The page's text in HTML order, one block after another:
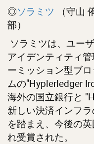
◎ソラミツ
（守山
部）
ソラミツは、ユー
アイデンティティ
ーミッション型ブ
ムの"Hyplerledger
海外の国立銀行と
新しい決済インフ
を踏まえ、今後の
れ受賞された。